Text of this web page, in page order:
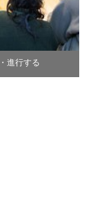
進行する